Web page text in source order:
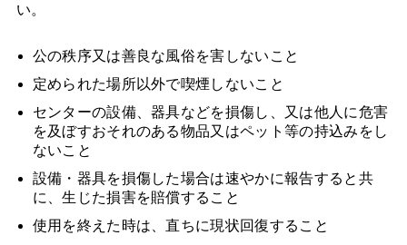
い。
公の秩序又は善良な風俗を害しないこと
定められた場所以外で喫煙しないこと
センターの設備、器具などを損傷し、又は他人に危害
を及ぼすおそれのある物品又はペット等の持込みをし
ないこと
設備・器具を損傷した場合は速やかに報告すると共
に、生じた損害を賠償すること
使用を終えた時は、直ちに現状回復すること